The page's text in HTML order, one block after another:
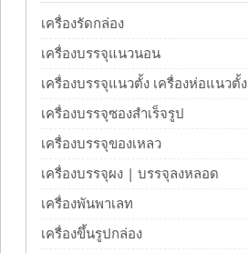
เครื่องรัดกล่อง
เครื่องบรรจุแนวนอน
เครื่องบรรจุแนวตั้ง เครื่องห่อแนวตั้ง
เครื่องบรรจุซองสำเร็จรูป
เครื่องบรรจุของเหลว
เครื่องบรรจุผง | บรรจุลงหลอด
เครื่องพันพาเลท
เครื่องขึ้นรูปกล่อง